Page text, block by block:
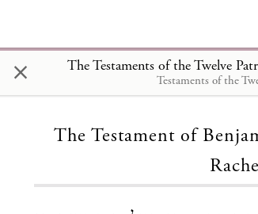
× Testaments of the
The Testament of